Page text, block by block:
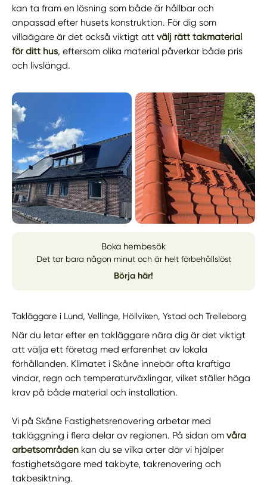
kan ta fram en lösning som både är hållbar och
anpassad efter husets konstruktion. För dig som
villaägare är det också viktigt attvälj rätt takmaterial
för ditt hus, eftersom olika material påverkar både pris
och livslängd.
Boka hembesök
Det tar bara någon minut och är helt förbehållslöst
Börja här!
Takläggare i Lund, Vellinge, Höllviken, Ystad och Trelleborg
När du letar efter en takläggare nära dig är det viktigt
att välja ett företag med erfarenhet av lokala
förhållanden. Klimatet i Skåne innebär ofta kraftiga
vindar, regn och temperaturväxlingar, vilket ställer höga
krav på både material och installation.
Vi på Skåne Fastighetsrenovering arbetar med
takläggning i flera delar av regionen. På sidan omvåra
arbetsområden kan du se vilka orter där vi hjälper
fastighetsägare med takbyte, takrenovering och
takbesiktning.